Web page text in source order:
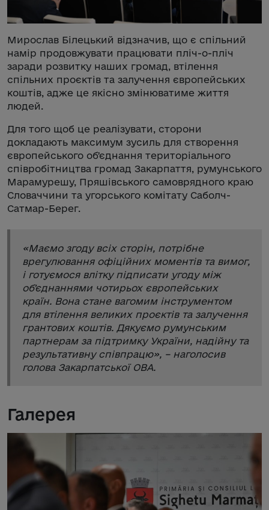
Мирослав Білецький відзначив, що є спільний
намір продовжувати працювати пліч-о-пліч
заради розвитку наших громад, втілення
спільних проєктів та залучення європейських
коштів, адже це якісно змінюватиме життя
людей.
Для того щоб це реалізувати, сторони
докладають максимум зусиль для створення
європейського обʼєднання територіального
співробітництва громад Закарпаття, румунського
Марамурешу, Пряшівського самоврядного краю
Словаччини та угорського комітату Саболч-
Сатмар-Берег.
«Маємо згоду всіх сторін, потрібне
врегулювання офіційних моментів та вимог,
і готуємося влітку підписати угоду між
обʼєднаннями чотирьох європейських
країн. Вона стане вагомим інструментом
для втілення великих проєктів та залучення
грантових коштів. Дякуємо румунським
партнерам за підтримку України, надійну та
результативну співпрацю», – наголосив
голова Закарпатської ОВА.
Галерея